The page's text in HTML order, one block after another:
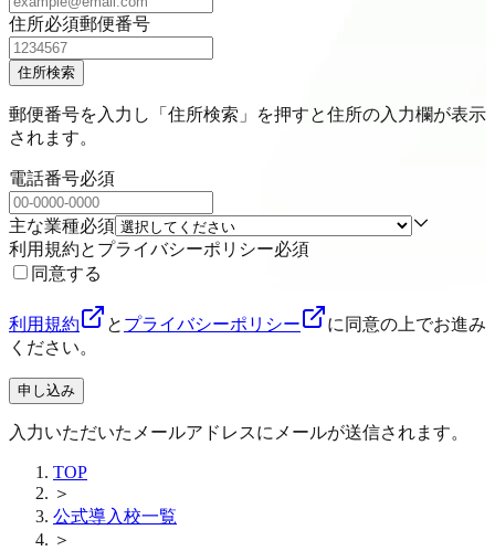
住所必須郵便番号
住所検索
郵便番号を入力し「住所検索」を押すと住所の入力欄が表示
されます。
電話番号必須
主な業種必須
利用規約とプライバシーポリシー必須
同意する
利用規約 と プライバシーポリシー
に同意の上でお進み
ください。
申し込み
入力いただいたメールアドレスにメールが送信されます。
TOP
＞
公式導入校一覧
＞